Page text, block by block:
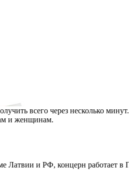
всего через несколько
и женщинам.
Латвии и РФ, концерн работает